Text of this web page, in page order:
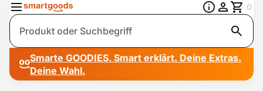
Suche
0
Smarte GOODIES. Smart erklärt. Deine Extras.
Deine Wahl.